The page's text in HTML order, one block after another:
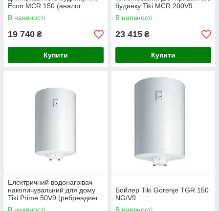
Econ MCR 150 (аналог
Gorenje GBK 150 ORRN)
В наявності
19 740 ₴
Купити
будинку Tiki MCR 200V9
(аналог Gorenje GBK 200
ORRN)
В наявності
23 415 ₴
Купити
Електричний водонагрівач
накопичувальний для дому
Tiki Prime 50V9 (ребрендинг
Gorenje TG 50 NG/V9)
Бойлер Tiki Gorenje TGR 150
NG/V9